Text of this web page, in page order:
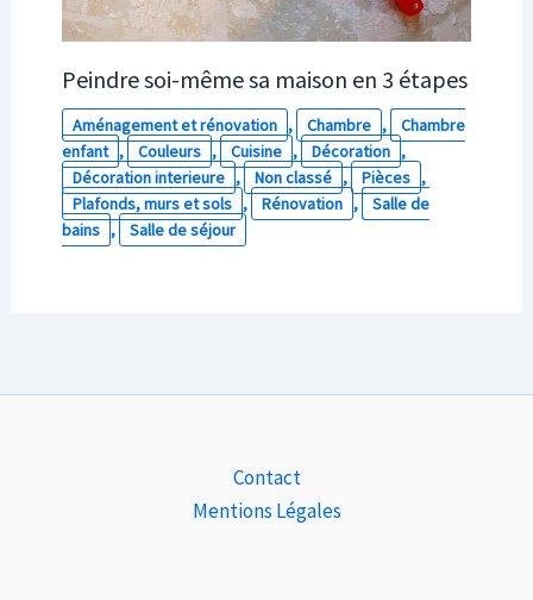
Peindre soi-même sa maison en 3 étapes
Aménagement et rénovation , Chambre ,
Chambre
enfant , Couleurs , Cuisine , Décoration ,
Décoration interieure , Non classé , Pièces ,
Plafonds, murs et sols , Rénovation ,
Salle de
bains , Salle de séjour
Contact
Mentions Légales